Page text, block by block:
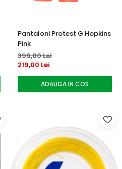
Pantaloni Protest G Hopkins
Pink
399,00 Lei
219,00 Lei
ADAUGA IN COS